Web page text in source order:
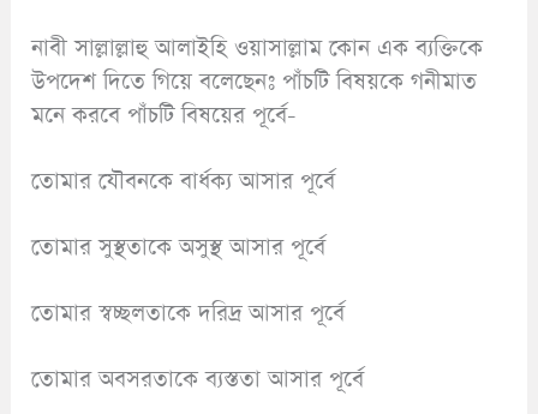
নাবী সাল্লাল্লাহু আলাইহি ওয়াসাল্লাম কোন এক ব্যক্তিকে
উপদেশ দিতে গিয়ে বলেছেনঃ পাঁচটি বিষয়কে গনীমাত
মনে করবে পাঁচটি বিষয়ের পূর্বে-
তোমার যৌবনকে বার্ধক্য আসার পূর্বে
তোমার সুস্থতাকে অসুস্থ আসার পূর্বে
তোমার স্বচ্ছলতাকে দরিদ্র আসার পূর্বে
তোমার অবসরতাকে ব্যস্ততা আসার পূর্বে